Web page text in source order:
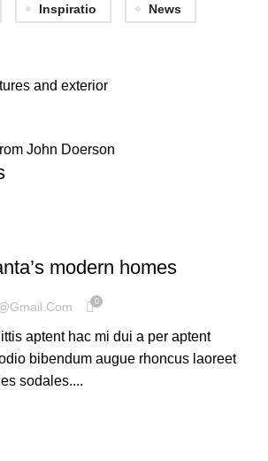
Inspiratio News
and exterior
John Doerson
modern homes
0
aptent hac mi dui a per aptent
bibendum augue rhoncus laoreet
sodales....